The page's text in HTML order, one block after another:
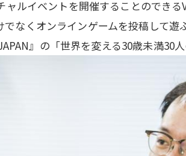
ャルイベントを開催することのでき
なくオンラインゲームを投稿して遊
』の「世界を変える30歳未満30